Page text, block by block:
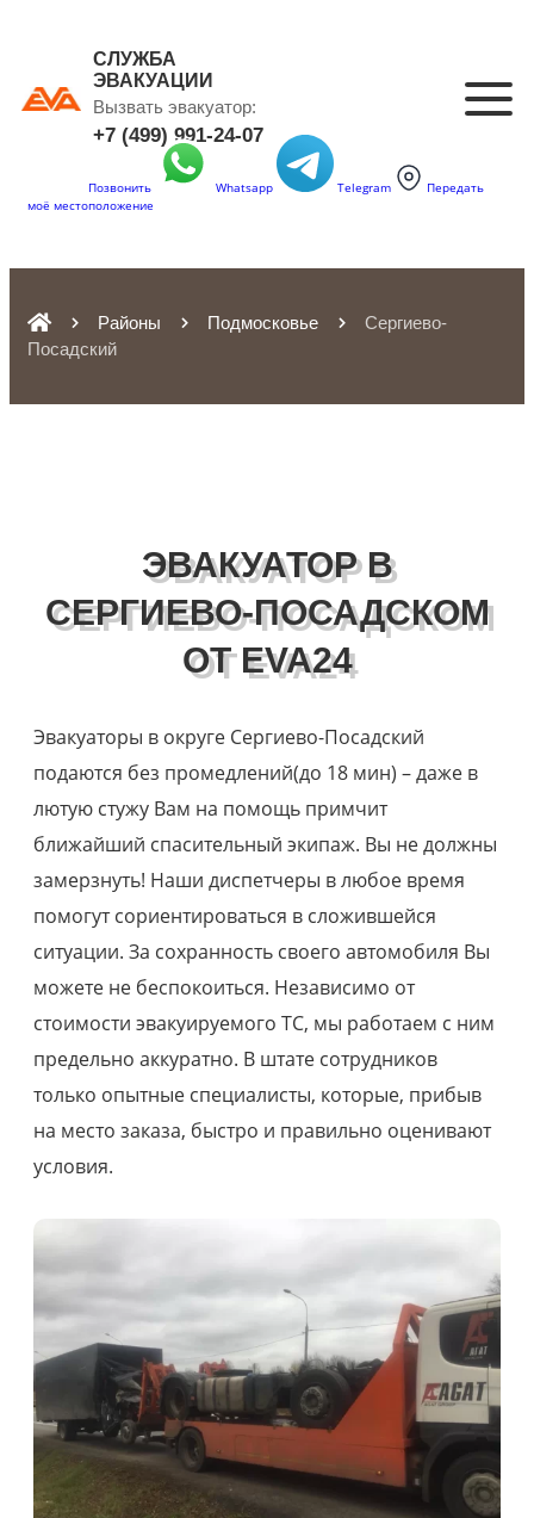
СЛУЖБА
ЭВАКУАЦИИ
Вызвать эвакуатор:
+7 (499) 991-24-07
Позвонить Whatsapp Telegram
Передать
моё местоположение
Районы Подмосковье
Сергиево-
Посадский
ЭВАКУАТОР В
СЕРГИЕВО-ПОСАДСКОМ
ОТ EVA24
Эвакуаторы в округе Сергиево-Посадский
подаются без промедлений(до 18 мин) – даже в
лютую стужу Вам на помощь примчит
ближайший спасительный экипаж. Вы не должны
замерзнуть! Наши диспетчеры в любое время
помогут сориентироваться в сложившейся
ситуации. За сохранность своего автомобиля Вы
можете не беспокоиться. Независимо от
стоимости эвакуируемого ТС, мы работаем с ним
предельно аккуратно. В штате сотрудников
только опытные специалисты, которые, прибыв
на место заказа, быстро и правильно оценивают
условия.